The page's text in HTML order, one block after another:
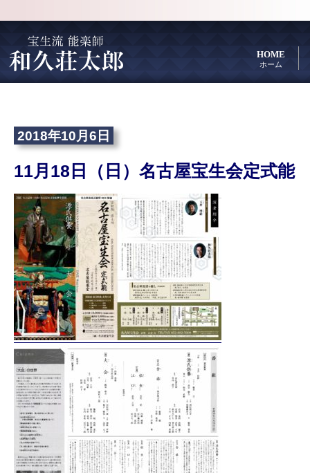
HOME
ホーム
2018年10月6日
11月18日（日）名古屋宝生会定式能